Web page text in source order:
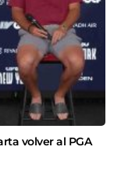
volver al PGA